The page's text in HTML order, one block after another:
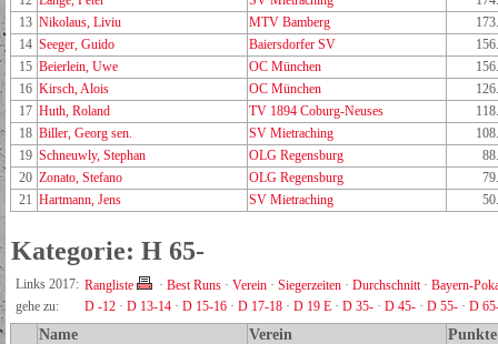
13 Nikolaus, Liviu MTV Bamberg
14 Seeger, Guido Baiersdorfer SV
15 Beierlein, Uwe OC München
16 Kirsch, Alois OC München
17 Huth, Roland TV 1894 Coburg-Neuses
18 Biller, Georg sen. SV Mietraching
19 Schneuwly, Stephan OLG Regensburg
20 Zonato, Stefano OLG Regensburg
21 Hartmann, Jens SV Mietraching
Kategorie: H 65-
Links 2017: Rangliste · Best Runs · Verein · Siegerzeiten · Durchschnitt· Bayern-
gehe zu:
D -12 · D 13-14 · D 15-16 · D 17-18 · D 19 E · D 35- · D 45- · D 55- · D
Name Verein Punkte